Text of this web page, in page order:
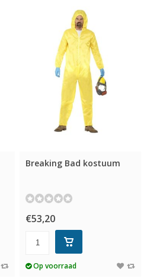
Breaking Bad kostuum
€53,20
Op voorraad